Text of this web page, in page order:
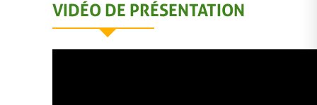
VIDÉO DE PRÉSENTATION